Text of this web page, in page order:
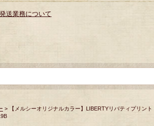
送業務について
> 【メルシーオリジナルカラー】LIBERTYリバティプリン